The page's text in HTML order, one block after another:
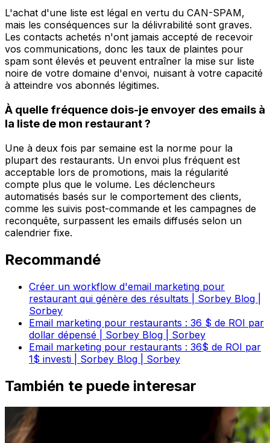
L'achat d'une liste est légal en vertu du CAN-SPAM,
mais les conséquences sur la délivrabilité sont graves.
Les contacts achetés n'ont jamais accepté de recevoir
vos communications, donc les taux de plaintes pour
spam sont élevés et peuvent entraîner la mise sur liste
noire de votre domaine d'envoi, nuisant à votre capacité
à atteindre vos abonnés légitimes.
À quelle fréquence dois-je envoyer des emails à
la liste de mon restaurant ?
Une à deux fois par semaine est la norme pour la
plupart des restaurants. Un envoi plus fréquent est
acceptable lors de promotions, mais la régularité
compte plus que le volume. Les déclencheurs
automatisés basés sur le comportement des clients,
comme les suivis post-commande et les campagnes de
reconquête, surpassent les emails diffusés selon un
calendrier fixe.
Recommandé
Créer un workflow d'email marketing pour
restaurant qui génère des résultats | Sorbey Blog |
Sorbey
Email marketing pour restaurants : 36 $ de ROI par
dollar dépensé | Sorbey Blog | Sorbey
Email marketing pour restaurants : 36$ de ROI par
1$ investi | Sorbey Blog | Sorbey
También te puede interesar